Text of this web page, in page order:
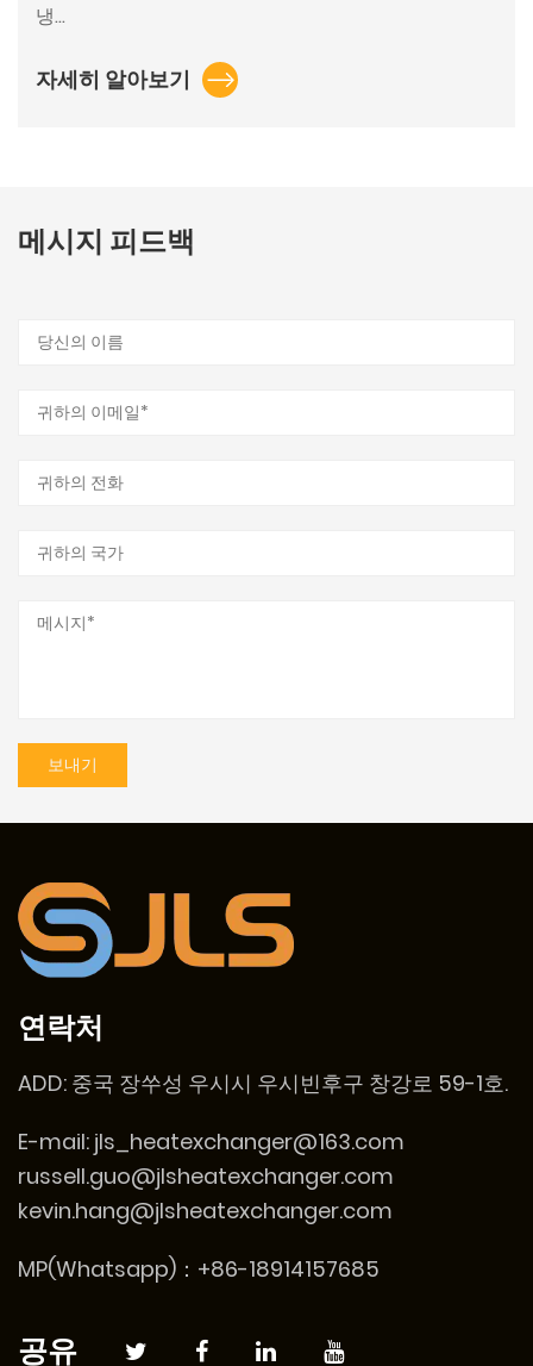
냉...
자세히 알아보기
메시지 피드백
연락처
ADD: 중국 장쑤성 우시시 우시빈후구 창강로 59-1호.
E-mail: jls_heatexchanger@163.com
russell.guo@jlsheatexchanger.com
kevin.hang@jlsheatexchanger.com
MP(Whatsapp)：+86-18914157685
공유